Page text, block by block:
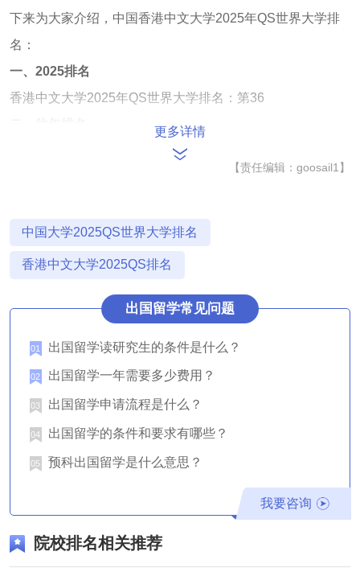
下来为大家介绍，中国香港中文大学2025年QS世界大学排
名：
一、2025排名
香港中文大学2025年QS世界大学排名：第36
香港中文大学2024年QS世界大学排名：第47
香港中文大学2023年QS世界大学排名：第38
香港中文大学2021年QS世界大学排名：第43
香港中文大学2020年QS世界大学排名：第46
位，升至今年的世界第36位。
院和社会科学院，开设多个主修、副修和双学位学士课程。
此外，学校还与北京大学、清华大学、美国西北大学、伦敦
国王学院等高校合办多个本科及硕士课程。
中大是全港唯一实行书院制的大学。所有中大全日制本科生
都可选择一所书院，成为该院的一分子。每所书院都是独树
一帜的，有各自的文化，但汇聚在一起，却塑造了中文大学
更多详情
【责任编辑：goosail1】
中国大学2025QS世界大学排名
香港中文大学2025QS排名
出国留学常见问题
01 出国留学读研究生的条件是什么？
02 出国留学一年需要多少费用？
03 出国留学申请流程是什么？
04 出国留学的条件和要求有哪些？
05 预科出国留学是什么意思？
我要咨询
院校排名相关推荐